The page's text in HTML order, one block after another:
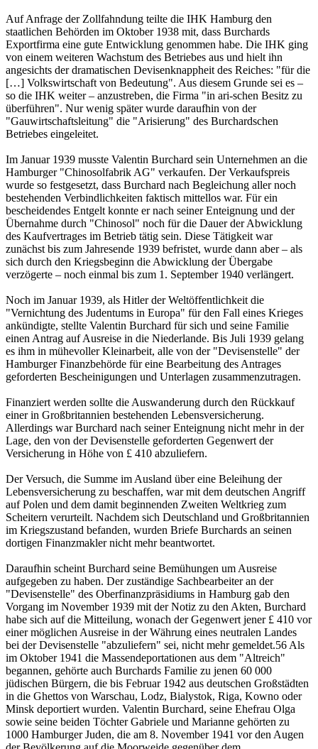
Auf Anfrage der Zollfahndung teilte die IHK Hamburg den
staatlichen Behörden im Oktober 1938 mit, dass Burchards
Exportfirma eine gute Entwicklung genommen habe. Die IHK ging
von einem weiteren Wachstum des Betriebes aus und hielt ihn
angesichts der dramatischen Devisenknappheit des Reiches: "für die
[…] Volkswirtschaft von Bedeutung". Aus diesem Grunde sei es –
so die IHK weiter – anzustreben, die Firma "in ari-schen Besitz zu
überführen". Nur wenig später wurde daraufhin von der
"Gauwirtschaftsleitung" die "Arisierung" des Burchardschen
Betriebes eingeleitet.
Im Januar 1939 musste Valentin Burchard sein Unternehmen an die
Hamburger "Chinosolfabrik AG" verkaufen. Der Verkaufspreis
wurde so festgesetzt, dass Burchard nach Begleichung aller noch
bestehenden Verbindlichkeiten faktisch mittellos war. Für ein
bescheidendes Entgelt konnte er nach seiner Enteignung und der
Übernahme durch "Chinosol" noch für die Dauer der Abwicklung
des Kaufvertrages im Betrieb tätig sein. Diese Tätigkeit war
zunächst bis zum Jahresende 1939 befristet, wurde dann aber – als
sich durch den Kriegsbeginn die Abwicklung der Übergabe
verzögerte – noch einmal bis zum 1. September 1940 verlängert.
Noch im Januar 1939, als Hitler der Weltöffentlichkeit die
"Vernichtung des Judentums in Europa" für den Fall eines Krieges
ankündigte, stellte Valentin Burchard für sich und seine Familie
einen Antrag auf Ausreise in die Niederlande. Bis Juli 1939 gelang
es ihm in mühevoller Kleinarbeit, alle von der "Devisenstelle" der
Hamburger Finanzbehörde für eine Bearbeitung des Antrages
geforderten Bescheinigungen und Unterlagen zusammenzutragen.
Finanziert werden sollte die Auswanderung durch den Rückkauf
einer in Großbritannien bestehenden Lebensversicherung.
Allerdings war Burchard nach seiner Enteignung nicht mehr in der
Lage, den von der Devisenstelle geforderten Gegenwert der
Versicherung in Höhe von £ 410 abzuliefern.
Der Versuch, die Summe im Ausland über eine Beleihung der
Lebensversicherung zu beschaffen, war mit dem deutschen Angriff
auf Polen und dem damit beginnenden Zweiten Weltkrieg zum
Scheitern verurteilt. Nachdem sich Deutschland und Großbritannien
im Kriegszustand befanden, wurden Briefe Burchards an seinen
dortigen Finanzmakler nicht mehr beantwortet.
Daraufhin scheint Burchard seine Bemühungen um Ausreise
aufgegeben zu haben. Der zuständige Sachbearbeiter an der
"Devisenstelle" des Oberfinanzpräsidiums in Hamburg gab den
Vorgang im November 1939 mit der Notiz zu den Akten, Burchard
habe sich auf die Mitteilung, wonach der Gegenwert jener £ 410 vor
einer möglichen Ausreise in der Währung eines neutralen Landes
bei der Devisenstelle "abzuliefern" sei, nicht mehr gemeldet.56 Als
im Oktober 1941 die Massendeportationen aus dem "Altreich"
begannen, gehörte auch Burchards Familie zu jenen 60 000
jüdischen Bürgern, die bis Februar 1942 aus deutschen Großstädten
in die Ghettos von Warschau, Lodz, Bialystok, Riga, Kowno oder
Minsk deportiert wurden. Valentin Burchard, seine Ehefrau Olga
sowie seine beiden Töchter Gabriele und Marianne gehörten zu
1000 Hamburger Juden, die am 8. November 1941 vor den Augen